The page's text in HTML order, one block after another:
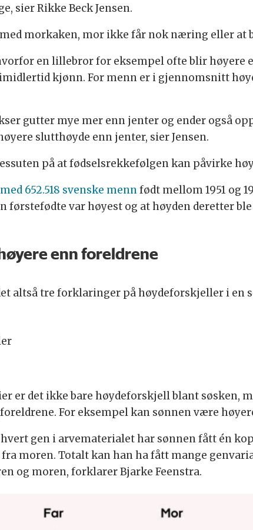
sier Rikke Beck Jensen.
morkaken, mor ikke får nok næring eller at
en lillebror for eksempel ofte blir høyere
kjønn. For menn er i gjennomsnitt
gutter mye mer enn jenter og ender også
slutthøyde enn jenter, sier Jensen.
på at fødselsrekkefølgen kan påvirke
652.518 svenske mennfødt mellom 1951 og
førstefødte var høyest og at høyden deretter
enn foreldrene
altså tre forklaringer på høydeforskjeller i en
er det ikke bare høydeforskjell blant søsken,
For eksempel kan sønnen være
gen i arvematerialet har sønnen fått én
moren. Totalt kan han ha fått mange
og moren, forklarer Bjarke Feenstra.